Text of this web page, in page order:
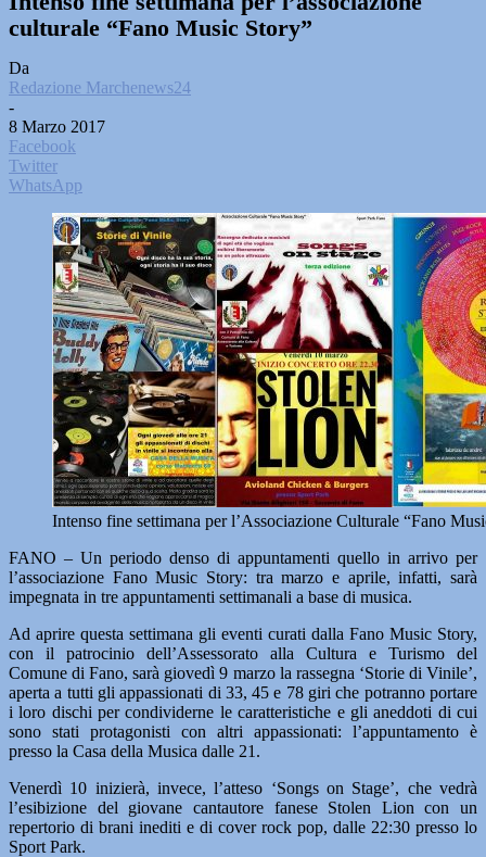
culturale “Fano Music Story”
Da
Redazione Marchenews24
-
8 Marzo 2017
Facebook
Twitter
WhatsApp
Intenso fine settimana per l’Associazione Culturale “Fano
FANO – Un periodo denso di appuntamenti quello in arrivo per
l’associazione Fano Music Story: tra marzo e aprile, infatti, sarà
impegnata in tre appuntamenti settimanali a base di musica.
Ad aprire questa settimana gli eventi curati dalla Fano Music Story,
con il patrocinio dell’Assessorato alla Cultura e Turismo del
Comune di Fano, sarà giovedì 9 marzo la rassegna ‘Storie di Vinile’,
aperta a tutti gli appassionati di 33, 45 e 78 giri che potranno portare
i loro dischi per condividerne le caratteristiche e gli aneddoti di cui
sono stati protagonisti con altri appassionati: l’appuntamento è
presso la Casa della Musica dalle 21.
Venerdì 10 inizierà, invece, l’atteso ‘Songs on Stage’, che vedrà
l’esibizione del giovane cantautore fanese Stolen Lion con un
repertorio di brani inediti e di cover rock pop, dalle 22:30 presso lo
Sport Park.